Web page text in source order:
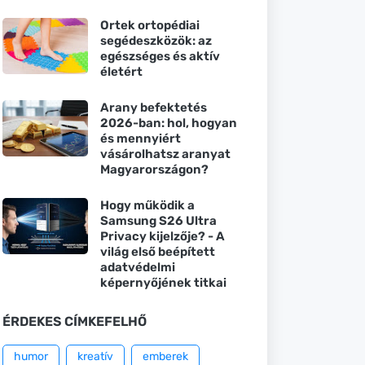
Ortek ortopédiai
segédeszközök: az
egészséges és aktív
életért
Arany befektetés
2026-ban: hol, hogyan
és mennyiért
vásárolhatsz aranyat
Magyarországon?
Hogy működik a
Samsung S26 Ultra
Privacy kijelzője? - A
világ első beépített
adatvédelmi
képernyőjének titkai
ÉRDEKES CÍMKEFELHŐ
humor kreatív emberek